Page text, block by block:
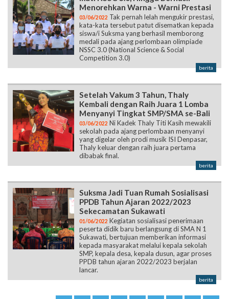
Menorehkan Warna - Warni Prestasi
03/06/2022 Tak pernah lelah mengukir prestasi,
kata-kata tersebut patut disematkan kepada
siswa/i Suksma yang berhasil memborong
medali pada ajang perlombaan olimpiade
NSSC 3.0 (National Science & Social
Competition 3.0)
berita
Setelah Vakum 3 Tahun, Thaly
Kembali dengan Raih Juara 1 Lomba
Menyanyi Tingkat SMP/SMA se-Bali
03/06/2022 Ni Kadek Thaly Titi Kasih mewakili
sekolah pada ajang perlombaan menyanyi
yang digelar oleh prodi musik ISI Denpasar,
Thaly keluar dengan raih juara pertama
dibabak final.
berita
Suksma Jadi Tuan Rumah Sosialisasi
PPDB Tahun Ajaran 2022/2023
Sekecamatan Sukawati
01/06/2022 Kegiatan sosialisasi penerimaan
peserta didik baru berlangsung di SMA N 1
Sukawati, bertujuan memberikan informasi
kepada masyarakat melalui kepala sekolah
SMP, kepala desa, kepala dusun, agar proses
PPDB tahun ajaran 2022/2023 berjalan
lancar.
berita